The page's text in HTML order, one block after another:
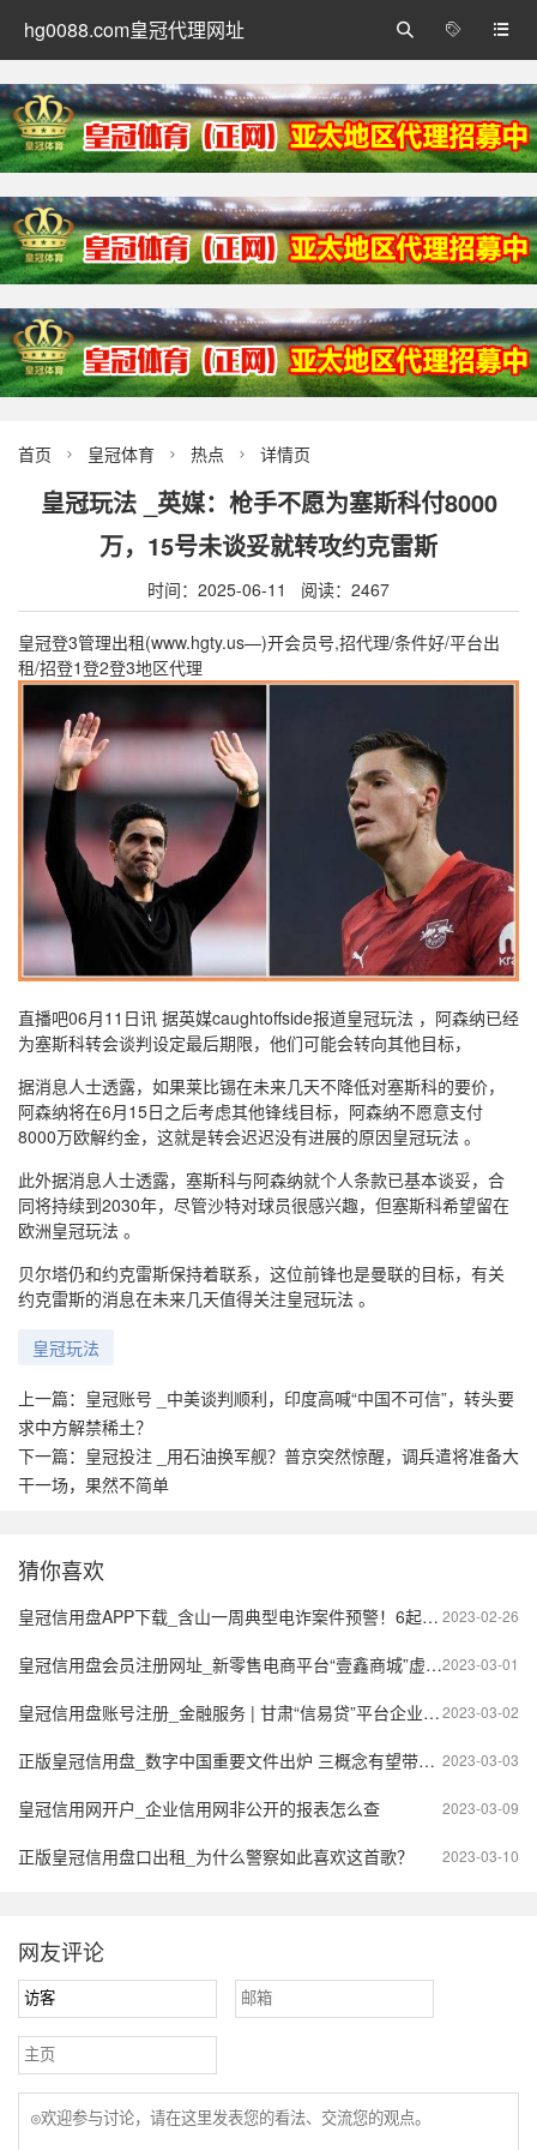
hg0088.com皇冠代理网址 


首页  皇冠体育  热点  详情页
皇冠玩法 _英媒：枪手不愿为塞斯科付8000
万，15号未谈妥就转攻约克雷斯
时间：2025-06-11 阅读：2467
皇冠登3管理出租(www.hgty.us—)开会员号,招代理/条件好/平台出
租/招登1登2登3地区代理
直播吧06月11日讯 据英媒caughtoffside报道皇冠玩法 ，阿森纳已经
为塞斯科转会谈判设定最后期限，他们可能会转向其他目标，
据消息人士透露，如果莱比锡在未来几天不降低对塞斯科的要价，
阿森纳将在6月15日之后考虑其他锋线目标，阿森纳不愿意支付
8000万欧解约金，这就是转会迟迟没有进展的原因皇冠玩法 。
此外据消息人士透露，塞斯科与阿森纳就个人条款已基本谈妥，合
同将持续到2030年，尽管沙特对球员很感兴趣，但塞斯科希望留在
欧洲皇冠玩法 。
贝尔塔仍和约克雷斯保持着联系，这位前锋也是曼联的目标，有关
约克雷斯的消息在未来几天值得关注皇冠玩法 。
皇冠玩法
上一篇： 皇冠账号 _中美谈判顺利，印度高喊“中国不可信”，转头要
求中方解禁稀土？
下一篇： 皇冠投注 _用石油换军舰？普京突然惊醒，调兵遣将准备大
干一场，果然不简单
猜你喜欢
2023-02-26
皇冠信用盘APP下载_含山一周典型电诈案件预警！6起案件合计损失33.3万元！
2023-03-01
皇冠信用盘会员注册网址_新零售电商平台“壹鑫商城”虚假宣传？多级制度模式或涉嫌传销
2023-03-02
皇冠信用盘账号注册_金融服务 | 甘肃“信易贷”平台企业注册流程
2023-03-03
正版皇冠信用盘_数字中国重要文件出炉 三概念有望带领市场走强
2023-03-09
皇冠信用网开户_企业信用网非公开的报表怎么查
2023-03-10
正版皇冠信用盘口出租_为什么警察如此喜欢这首歌？
网友评论